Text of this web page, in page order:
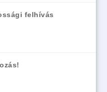
felhívás